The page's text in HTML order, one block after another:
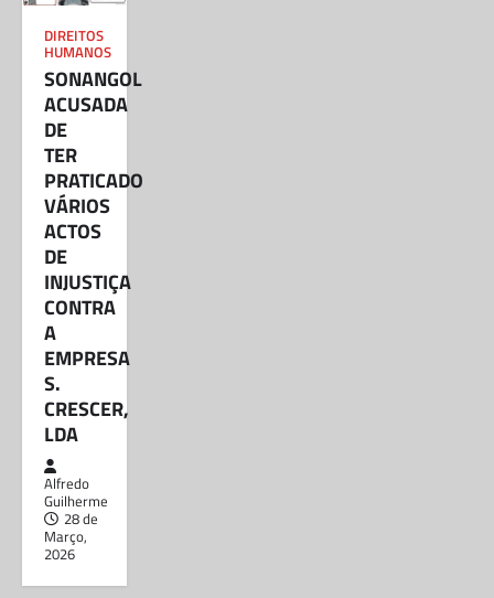
DIREITOS
HUMANOS
SONANGOL
ACUSADA
DE
TER
PRATICADO
VÁRIOS
ACTOS
DE
INJUSTIÇA
CONTRA
A
EMPRESA
S.
CRESCER,
LDA
Alfredo
Guilherme
28 de
Março,
2026